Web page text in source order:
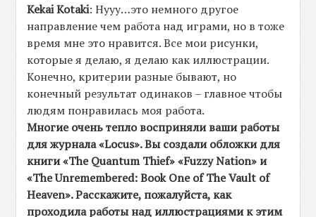
Kekai Kotaki: Нууу…это немного другое
направление чем работа над играми, но в тоже
время мне это нравится. Все мои рисунки,
которые я делаю, я делаю как иллюстрации.
Конечно, критерии разные бывают, но
конечный результат одинаков – главное чтобы
людям понравилась моя работа.
Многие очень тепло восприняли ваши работы
для журнала «Locus». Вы создали обложки для
книги «TheQuantum Thief» «Fuzzy Nation» и
«The Unremembered: Book One of The Vault of
Heaven». Расскажите, пожалуйста, как
проходила работы над иллюстрациями к этим